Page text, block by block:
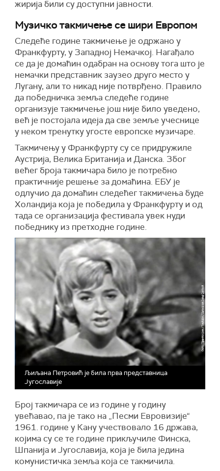
жирија били су доступни јавности.
Музичко такмичење се шири Европом
Следеће године такмичење је одржано у
Франкфурту, у Западној Немачкој. Нагађало
се да је домаћин одабран на основу тога што је
немачки представник заузео друго место у
Лугану, али то никад није потврђено. Правило
да победничка земља следеће године
организује такмичење још није било уведено,
већ је постојала идеја да све земље учеснице
у неком тренутку угосте европске музичаре.
Такмичењу у Франкфурту су се придружиле
Аустрија, Велика Британија и Данска. Због
већег броја такмичара било је потребно
практичније решење за домаћина. ЕБУ је
одлучио да домаћин следећег такмичења буде
Холандија која је победила у Франкфурту и од
тада се организација фестивала увек нуди
победнику из претходне године.
Љиљана Петровић је била прва представница
Југославије
Број такмичара се из године у годину
увећавао, па је тако на „Песми Евровизије“
1961. године у Кану учествовало 16 држава,
којима су се те године прикључиле Финска,
Шпанија и Југославија, која је била једина
комунистичка земља која се такмичила.